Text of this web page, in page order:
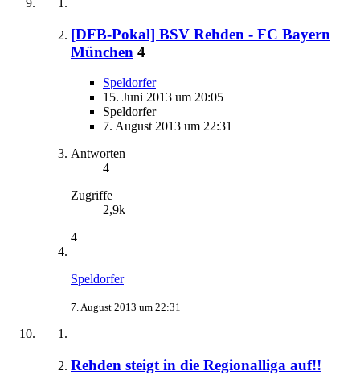
[DFB-Pokal] BSV Rehden - FC Bayern
München 4
Speldorfer
15. Juni 2013 um 20:05
Speldorfer
7. August 2013 um 22:31
Antworten
4
Zugriffe
2,9k
4
Speldorfer
7. August 2013 um 22:31
Rehden steigt in die Regionalliga auf!!